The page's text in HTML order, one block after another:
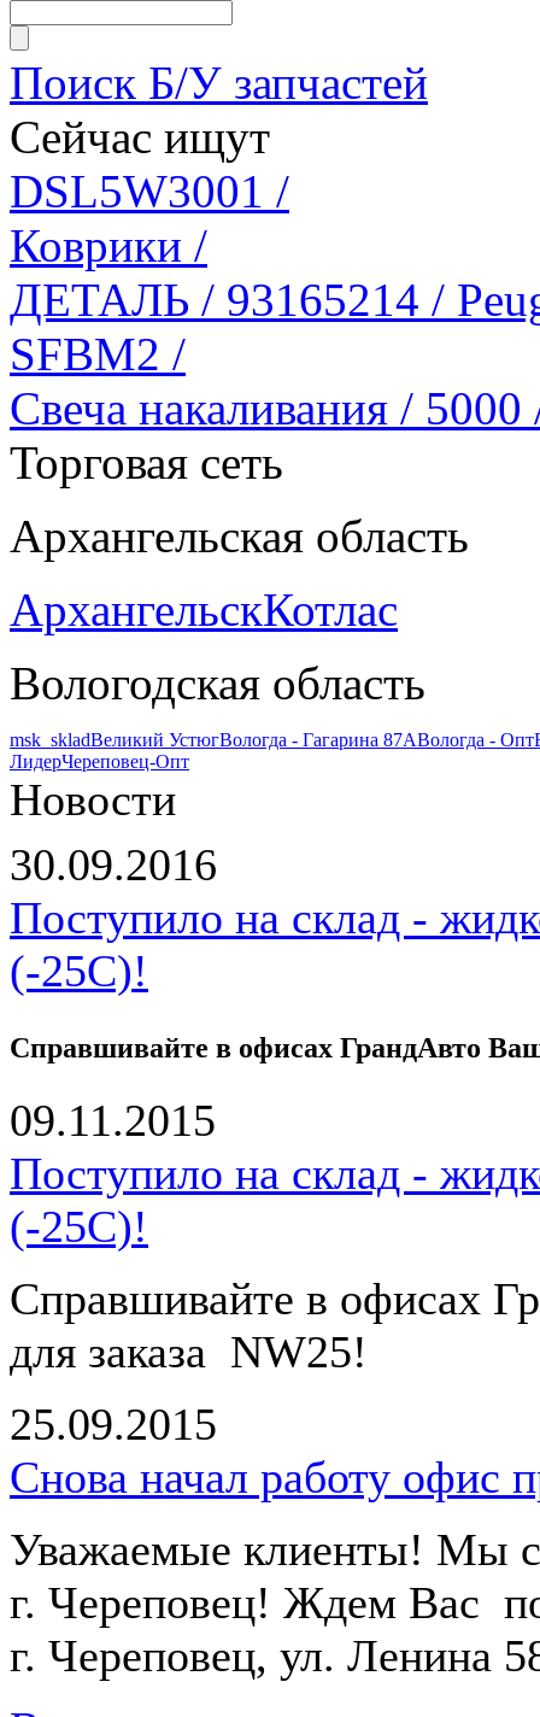
Поиск Б/У запчастей
Сейчас ищут
DSL5W3001 /
Коврики /
ДЕТАЛЬ / 93165214 /
SFBM2 /
Свеча накаливания /
Торговая сеть
Архангельская область
АрхангельскКотлас
Вологодская область
msk_skladВеликий УстюгВологда - Гагарина 87АВологда - Опт
ЛидерЧереповец-Опт
Новости
30.09.2016
Поступило на склад -
(-25С)!
Справшивайте в офисах ГрандАвто
09.11.2015
Поступило на склад -
(-25С)!
Справшивайте в офисах
для заказа NW25!
25.09.2015
Снова начал работу офис
Уважаемые клиенты! Мы
г. Череповец! Ждем Вас
г. Череповец, ул. Ленина